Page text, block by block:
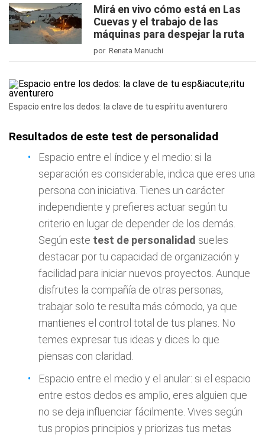
Mirá en vivo cómo está en Las
Cuevas y el trabajo de las
máquinas para despejar la ruta
por Renata Manuchi
Espacio entre los dedos: la clave de tu espíritu aventurero
Resultados de este test de personalidad
Espacio entre el índice y el medio: si la
separación es considerable, indica que eres una
persona con iniciativa. Tienes un carácter
independiente y prefieres actuar según tu
criterio en lugar de depender de los demás.
Según este test de personalidad sueles
destacar por tu capacidad de organización y
facilidad para iniciar nuevos proyectos. Aunque
disfrutes la compañía de otras personas,
trabajar solo te resulta más cómodo, ya que
mantienes el control total de tus planes. No
temes expresar tus ideas y dices lo que
piensas con claridad.
Espacio entre el medio y el anular: si el espacio
entre estos dedos es amplio, eres alguien que
no se deja influenciar fácilmente. Vives según
tus propios principios y priorizas tus metas